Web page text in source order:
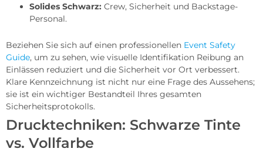
Solides Schwarz: Crew, Sicherheit und Backstage-
Personal.
Beziehen Sie sich auf einen professionellen Event Safety
Guide, um zu sehen, wie visuelle Identifikation Reibung an
Einlässen reduziert und die Sicherheit vor Ort verbessert.
Klare Kennzeichnung ist nicht nur eine Frage des Aussehens;
sie ist ein wichtiger Bestandteil Ihres gesamten
Sicherheitsprotokolls.
Drucktechniken: Schwarze Tinte
vs. Vollfarbe